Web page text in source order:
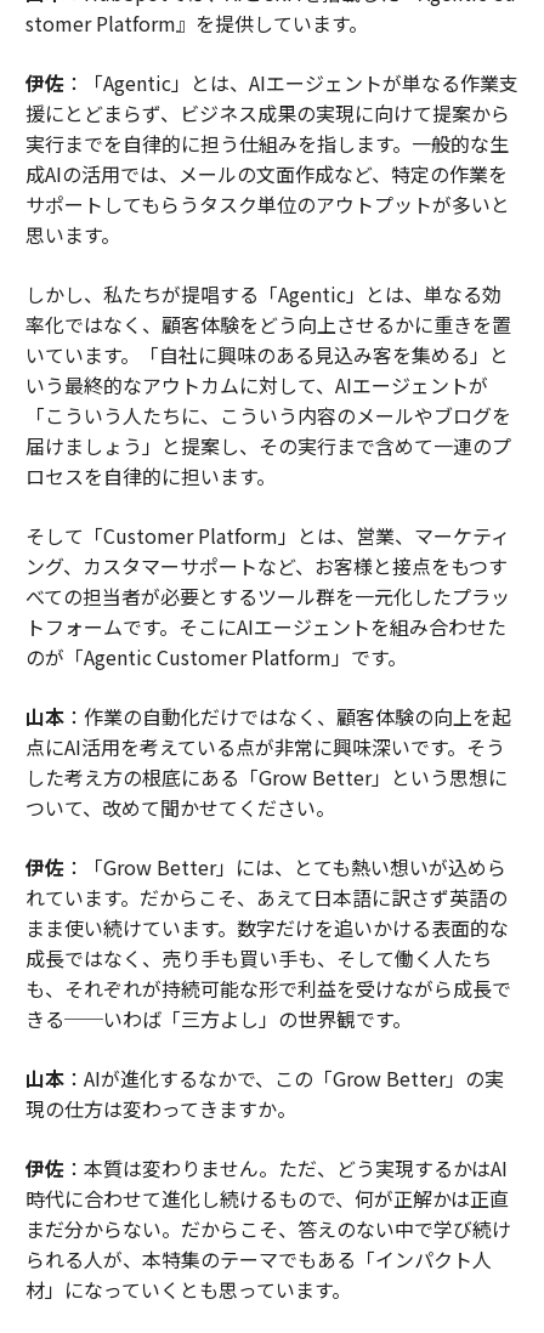
stomer Platform』を提供しています。
伊佐：「Agentic」とは、AIエージェントが単なる作業支
援にとどまらず、ビジネス成果の実現に向けて提案から
実行までを自律的に担う仕組みを指します。一般的な生
成AIの活用では、メールの文面作成など、特定の作業を
サポートしてもらうタスク単位のアウトプットが多いと
思います。
しかし、私たちが提唱する「Agentic」とは、単なる効
率化ではなく、顧客体験をどう向上させるかに重きを置
いています。「自社に興味のある見込み客を集める」と
いう最終的なアウトカムに対して、AIエージェントが
「こういう人たちに、こういう内容のメールやブログを
届けましょう」と提案し、その実行まで含めて一連のプ
ロセスを自律的に担います。
そして「Customer Platform」とは、営業、マーケティ
ング、カスタマーサポートなど、お客様と接点をもつす
べての担当者が必要とするツール群を一元化したプラッ
トフォームです。そこにAIエージェントを組み合わせた
のが「Agentic Customer Platform」です。
山本：作業の自動化だけではなく、顧客体験の向上を起
点にAI活用を考えている点が非常に興味深いです。そう
した考え方の根底にある「Grow Better」という思想に
ついて、改めて聞かせてください。
伊佐：「Grow Better」には、とても熱い想いが込めら
れています。だからこそ、あえて日本語に訳さず英語の
まま使い続けています。数字だけを追いかける表面的な
成長ではなく、売り手も買い手も、そして働く人たち
も、それぞれが持続可能な形で利益を受けながら成長で
きる──いわば「三方よし」の世界観です。
山本：AIが進化するなかで、この「Grow Better」の実
現の仕方は変わってきますか。
伊佐：本質は変わりません。ただ、どう実現するかはAI
時代に合わせて進化し続けるもので、何が正解かは正直
まだ分からない。だからこそ、答えのない中で学び続け
られる人が、本特集のテーマでもある「インパクト人
材」になっていくとも思っています。